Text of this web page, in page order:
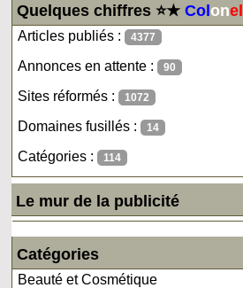
Quelques chiffres ⭐★Colonel
Articles publiés : 4377
Annonces en attente : 90
Sites réformés : 1072
Domaines fusillés : 14
Catégories : 114
Le mur de la publicité
Catégories
Beauté et Cosmétique